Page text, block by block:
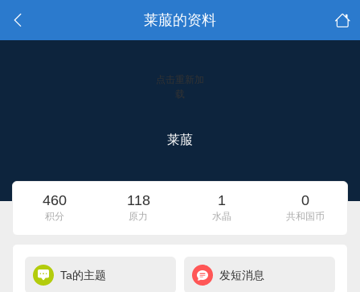
莱菔的资料
点击重新加
载
莱菔
460
积分
118
原力
1
水晶
0
共和国币
Ta的主题 发短消息